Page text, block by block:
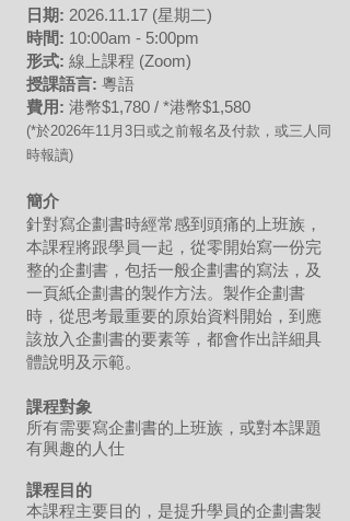
日期: 2026.11.17 (星期二)
時間: 10:00am - 5:00pm
形式: 線上課程 (Zoom)
授課語言: 粵語
費用: 港幣$1,780 / *港幣$1,580
(*於2026年11月3 日或之前報名及付款，或三人同
時報讀)
簡介
針對寫企劃書時經常感到頭痛的上班族，
本課程將跟學員一起，從零開始寫一份完
整的企劃書，包括一般企劃書的寫法，及
一頁紙企劃書的製作方法。製作企劃書
時，從思考最重要的原始資料開始，到應
該放入企劃書的要素等，都會作出詳細具
體說明及示範。
課程對象
所有需要寫企劃書的上班族，或對本課題
有興趣的人仕
課程目的
本課程主要目的，是提升學員的企劃書製